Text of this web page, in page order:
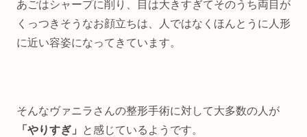
あごはシャープに削り、目は大きすぎてそのうち両目が
くっつきそうなお顔立ちは、人ではなくほんとうに人形
に近い容姿になってきています。
そんなヴァニラさんの整形手術に対して大多数の人が
「やりすぎ」
と感じているようです。